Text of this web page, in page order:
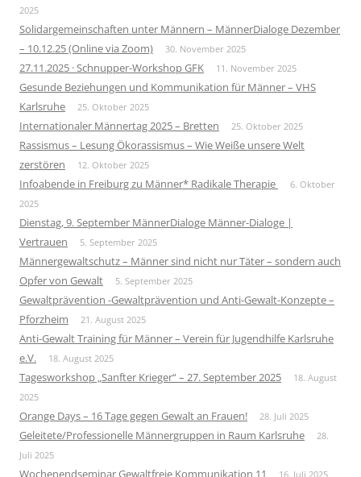
2025
Solidargemeinschaften unter Männern – MännerDialoge Dezember
– 10.12.25 (Online via Zoom)
30. November 2025
27.11.2025 · Schnupper-Workshop GFK 11. November 2025
Gesunde Beziehungen und Kommunikation für Männer – VHS
Karlsruhe
25. Oktober 2025
Internationaler Männertag 2025 – Bretten 25. Oktober 2025
Rassismus – Lesung Ökorassismus – Wie Weiße unsere Welt
zerstören
12. Oktober 2025
Infoabende in Freiburg zu Männer* Radikale Therapie
6. Oktober
2025
Dienstag, 9. September MännerDialoge Männer-Dialoge |
Vertrauen
5. September 2025
Männergewaltschutz – Männer sind nicht nur Täter – sondern auch
Opfer von Gewalt
5. September 2025
Gewaltprävention -Gewaltprävention und Anti-Gewalt-Konzepte –
Pforzheim
21. August 2025
Anti-Gewalt Training für Männer – Verein für Jugendhilfe Karlsruhe
e.V.
18. August 2025
Tagesworkshop „Sanfter Krieger“ – 27. September 2025
18. August
2025
Orange Days – 16 Tage gegen Gewalt an Frauen! 28. Juli 2025
Geleitete/Professionelle Männergruppen in Raum Karlsruhe
28.
Juli 2025
Wochenendseminar Gewaltfreie Kommunikation 11 16. Juli 2025